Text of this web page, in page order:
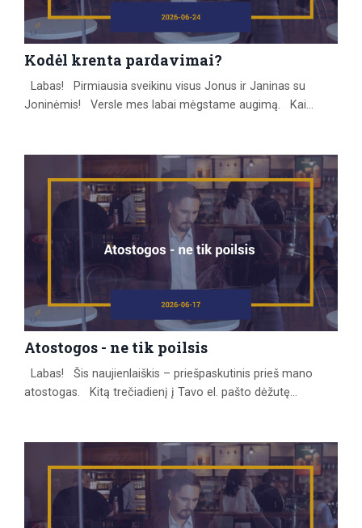
Kodėl krenta pardavimai?
Labas! Pirmiausia sveikinu visus Jonus ir Janinas su
Joninėmis! Versle mes labai mėgstame augimą. Kai
savaime suprantamą dalyką. Pasidžiaugiame ir judame
toliau. Tačiau vos tik situacija apsiverčia, nuotaikos
pasikeičia labai greitai. Pradeda mažėti užklausų skaičiu...
Atostogos - ne tik poilsis
Labas! Šis naujienlaiškis – priešpaskutinis prieš mano
atostogas. Kitą trečiadienį į Tavo el. pašto dėžutę
naujienlaiškio rašymą. Prisipažinsiu, kad šių atostogų laukiu
ne tik dėl galimybės pailsėti. Per pastaruosius metus
pastebėjau vieną įdomų dalyką. Kai reikia priimt...